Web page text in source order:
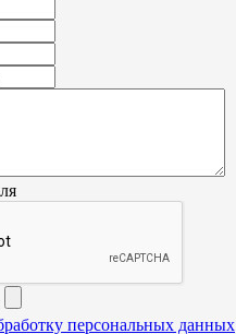
персональных данных